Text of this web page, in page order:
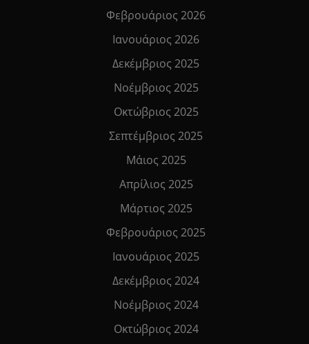
Φεβρουάριος 2026
Ιανουάριος 2026
Δεκέμβριος 2025
Νοέμβριος 2025
Οκτώβριος 2025
Σεπτέμβριος 2025
Μάιος 2025
Απρίλιος 2025
Μάρτιος 2025
Φεβρουάριος 2025
Ιανουάριος 2025
Δεκέμβριος 2024
Νοέμβριος 2024
Οκτώβριος 2024